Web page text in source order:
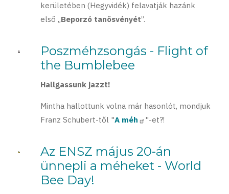
kerületében (Hegyvidék) felavatják hazánk
első „Beporzó tanösvényét”.
Poszméhzsongás - Flight of
the Bumblebee
Hallgassunk jazzt!
Mintha hallottunk volna már hasonlót, mondjuk
Franz Schubert-től "A méh "-et?!
Az ENSZ május 20-án
ünnepli a méheket - World
Bee Day!